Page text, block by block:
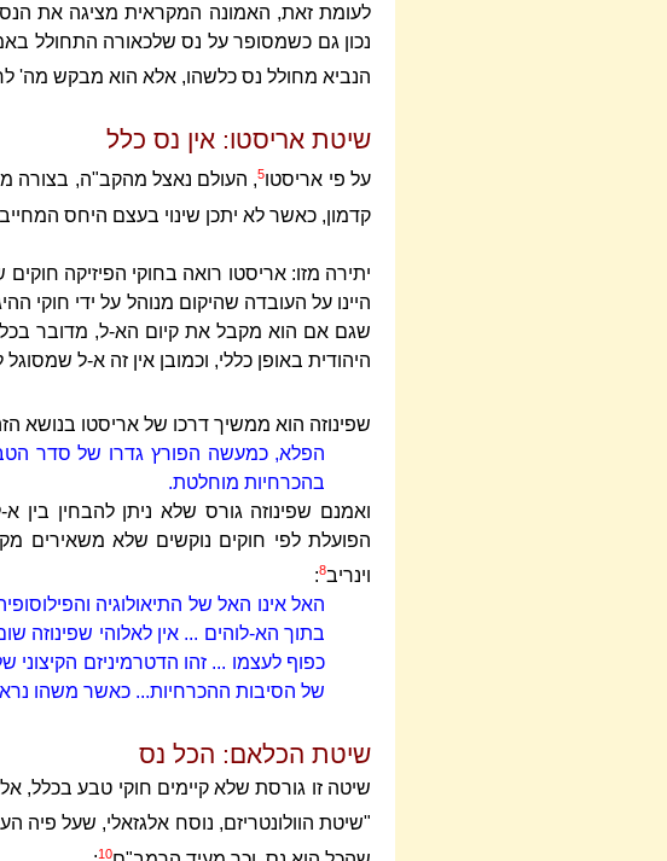
לעומת זאת, האמונה המקראית מציגה את
נכון גם כשמסופר על נס שלכאורה התחולל
הנביא מחולל נס כלשהו, אלא הוא מבקש מה'
שיטת אריסטו: אין נס כלל
על פי אריסטו5, העולם נאצל מהקב"ה, בצורה
קדמון, כאשר לא יתכן שינוי בעצם היחס
יתירה מזו: אריסטו רואה בחוקי הפיזיקה
היינו על העובדה שהיקום מנוהל על ידי חוקי
שגם אם הוא מקבל את קיום הא-ל, מדובר
היהודית באופן כללי, וכמובן אין זה א-ל שמסוגל
שפינוזה הוא ממשיך דרכו של אריסטו בנושא
הפלא, כמעשה הפורץ גדרו של סדר
בהכרחיות מוחלטת.
ואמנם שפינוזה גורס שלא ניתן להבחין
הפועלת לפי חוקים נוקשים שלא משאירים
וינריב8
:
האל אינו האל של התיאולוגיה
בתוך הא-לוהים ... אין לאלוהי שפינוזה
כפוף לעצמו ... זהו הדטרמיניזם
של הסיבות ההכרחיות... כאשר משהו
שיטת הכלאם: הכל נס
שיטה זו גורסת שלא קיימים חוקי טבע בכלל,
"שיטת הוולונטריזם, נוסח אלגזאלי, שעל פיה
10